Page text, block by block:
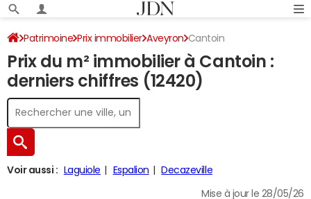
Patrimoine Prix immobilier Aveyron Cantoin
Prix du m² immobilier à Cantoin :
derniers chiffres (12420)
Voir aussi : Laguiole Espalion Decazeville
Mise à jour le 28/05/26